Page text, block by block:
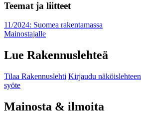
Teemat ja liitteet
11/2024: Suomea rakentamassa
Mainostajalle
Lue Rakennuslehteä
Tilaa Rakennuslehti Kirjaudu näköislehteen
syöte
Mainosta & ilmoita